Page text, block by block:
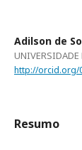
Adilson de
UNIVERSIDADE
http://orcid.org/
Resumo